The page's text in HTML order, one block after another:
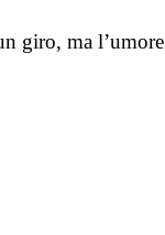
giro, ma